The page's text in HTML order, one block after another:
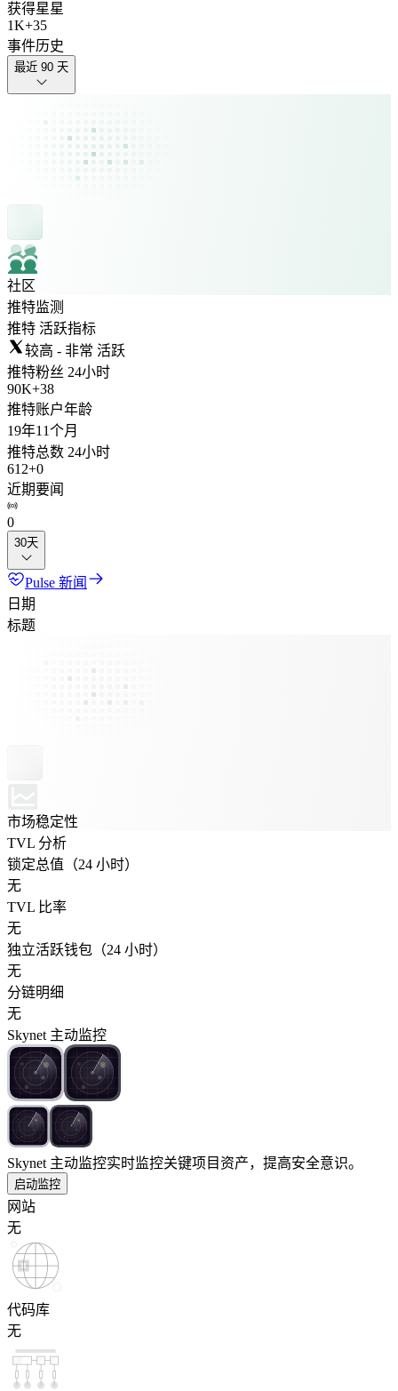
获得星星
1K+35
事件历史
最近 90 天
社区
推特监测
推特 活跃指标
较高 - 非常 活跃
推特粉丝 24小时
90K+38
推特账户年龄
19年11个月
推特总数 24小时
612+0
近期要闻
0
30天
Pulse 新闻
日期
标题
市场稳定性
TVL 分析
锁定总值（24 小时）
无
TVL 比率
无
独立活跃钱包（24 小时）
无
分链明细
无
Skynet 主动监控
Skynet 主动监控实时监控关键项目资产，提高安全意识。
启动监控
网站
无
代码库
无